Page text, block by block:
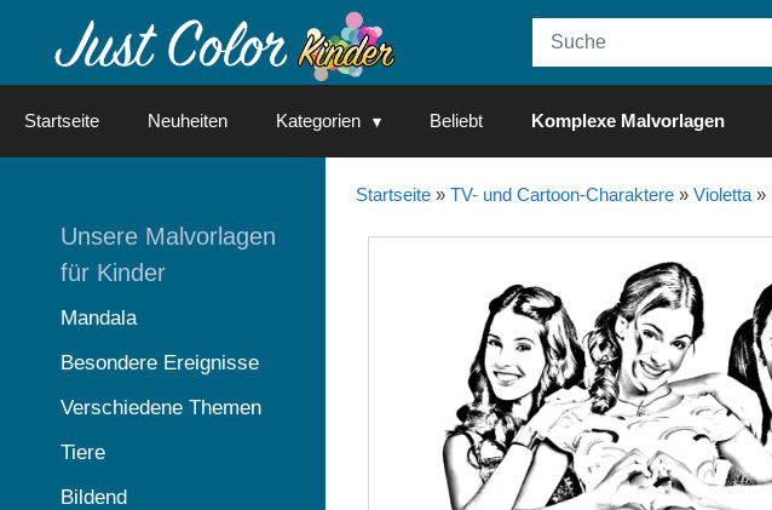
Startseite Neuheiten Kategorien Beliebt Komplexe Malvorlagen
Startseite» TV- und Cartoon-Charaktere» Violetta»
Unsere Malvorlagen
für Kinder
Mandala
Besondere Ereignisse
Verschiedene Themen
Tiere
Bildend